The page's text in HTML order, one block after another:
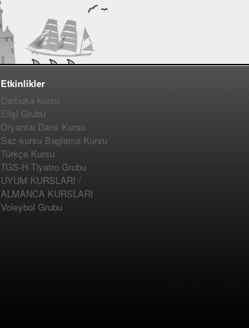
Etkinlikler
Darbuka kursu
Elişi Grubu
Oryantal Dans Kursu
Saz-kursu Baglama Kursu
Türkçe Kursu
TGS-H Tiyatro Grubu
UYUM KURSLARI /
ALMANCA KURSLARI
Voleybol Grubu